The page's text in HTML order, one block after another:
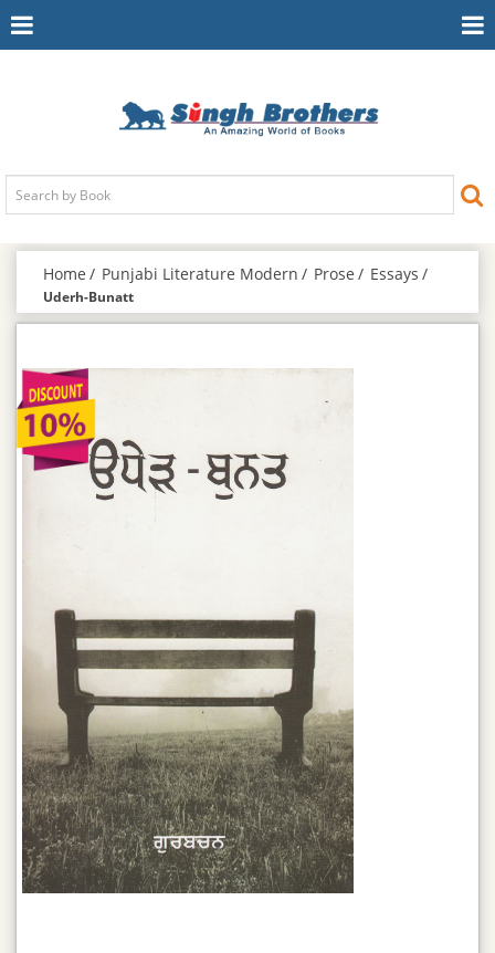
Toggle
Home Punjabi Literature Modern Prose Essays
Uderh-Bunatt